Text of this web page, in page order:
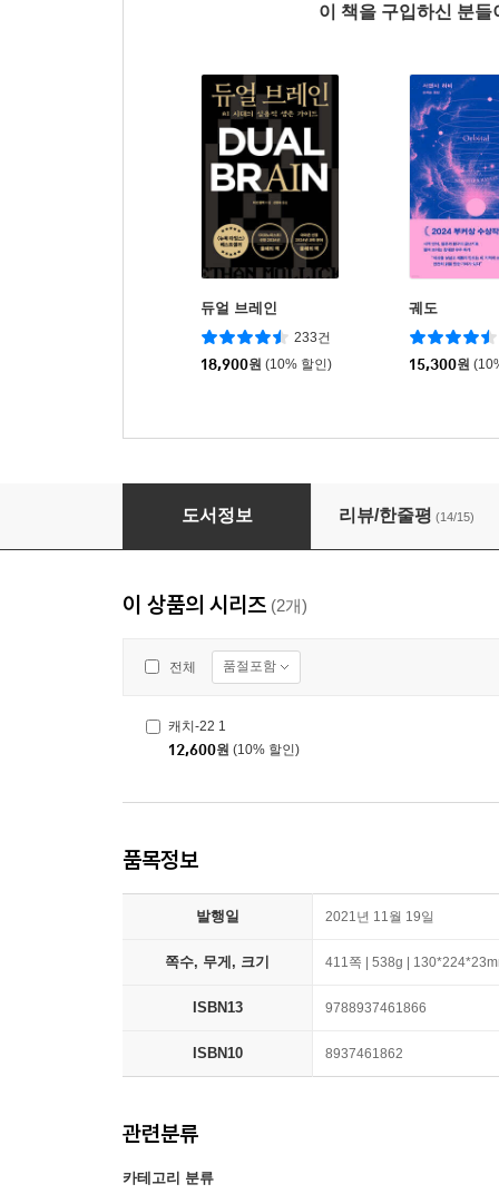
이 책을 구입하신 분
듀얼 브레인
233건
18,900원 (10% 할인)
궤도
15,300원
캐치-22 1
도서정보 리뷰/한줄평 (14/15)
이 상품의 시리즈 (2개)
전체 품절포함
캐치-22 1
12,600원 (10% 할인)
품목정보
발행일 2021년 11월 19일
쪽수, 무게, 크기 411쪽 | 538g |
ISBN13 9788937461866
ISBN10 8937461862
관련분류
카테고리 분류